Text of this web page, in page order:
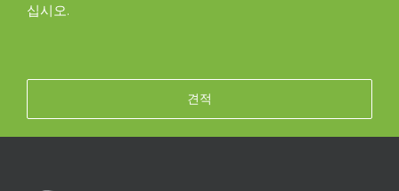
십시오.
견적